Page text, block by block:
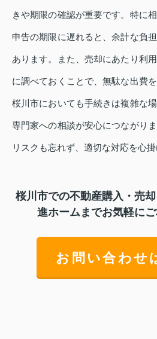
きや期限の確認が重要です。特に
申告の期限に遅れると、余計な負
あります。また、売却にあたり利
に調べておくことで、無駄な出費
桜川市においても手続きは複雑な
専門家への相談が安心につながり
リスクも忘れず、適切な対応を心掛
桜川市での不動産購入・売
進ホームまでお気軽にご
お問い合わせ